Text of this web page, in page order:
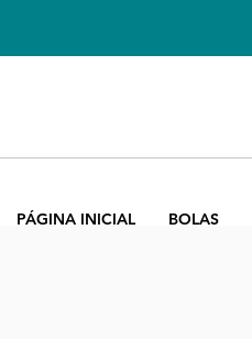
PÁGINA INICIAL BOLAS